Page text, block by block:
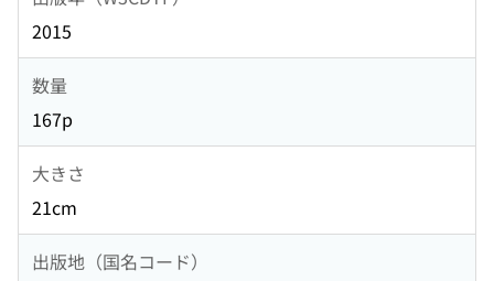
2015
数量
167p
大きさ
21cm
出版地（国名コード）